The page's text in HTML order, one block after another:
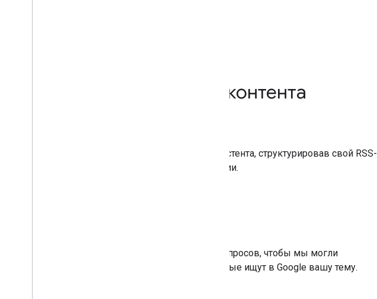
Поддерживаемые типы контента
Расширьте аудиторию своего подкаста до Ассистента, структурировав свой RSS-
канал в соответствии с нашими рекомендациями.
Разметьте свою страницу часто задаваемых вопросов, чтобы мы могли
представить ваш контент пользователям, которые ищут в Google вашу тему.